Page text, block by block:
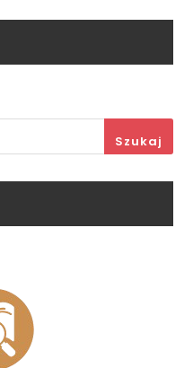
Szukaj